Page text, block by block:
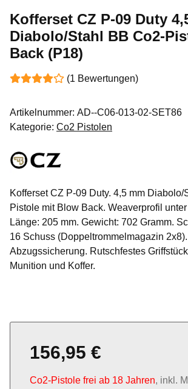
Kofferset CZ P-09 Duty
Diabolo/Stahl BB Co2-
Back (P18)
(1 Bewertungen)
Artikelnummer: AD--C06-013-02-SET86
Kategorie: Co2 Pistolen
Kofferset CZ P-09 Duty. 4,5 mm Diabolo/
Pistole mit Blow Back. Weaverprofil
Länge: 205 mm. Gewicht: 702 Gramm.
16 Schuss (Doppeltrommelmagazin 2x8).
Abzugssicherung. Rutschfestes
Munition und Koffer.
156,95 €
Co2-Pistole frei ab 18 Jahren, inkl.